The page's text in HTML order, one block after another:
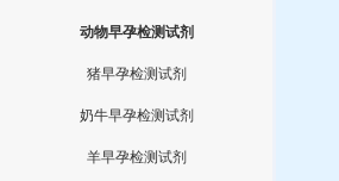
动物早孕检测试剂
猪早孕检测试剂
奶牛早孕检测试剂
羊早孕检测试剂